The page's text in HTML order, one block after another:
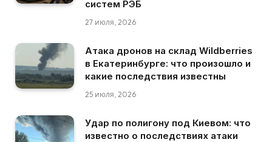
систем РЭБ
27 июля, 2026
Атака дронов на склад Wildberries
в Екатеринбурге: что произошло и
какие последствия известны
25 июля, 2026
Удар по полигону под Киевом: что
известно о последствиях атаки